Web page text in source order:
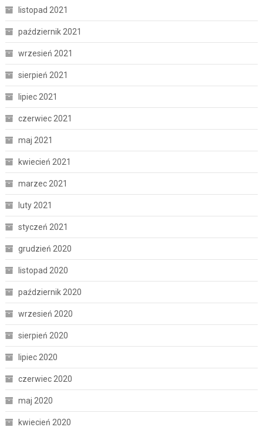
listopad 2021
październik 2021
wrzesień 2021
sierpień 2021
lipiec 2021
czerwiec 2021
maj 2021
kwiecień 2021
marzec 2021
luty 2021
styczeń 2021
grudzień 2020
listopad 2020
październik 2020
wrzesień 2020
sierpień 2020
lipiec 2020
czerwiec 2020
maj 2020
kwiecień 2020